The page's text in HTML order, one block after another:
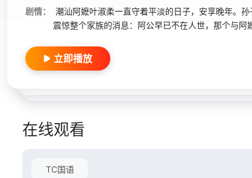
剧情：
潮汕阿嬷叶淑柔一直守着平淡的日子，安享晚年。
震惊整个家族的消息：阿公早已不在人世，那个与
立即播放
在线观看
TC国语